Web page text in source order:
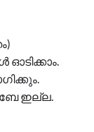
ഇല്ല.